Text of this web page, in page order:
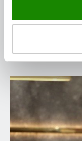
BRUG FOR
DØRE?